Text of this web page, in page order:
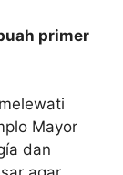
primer
Mayor
dan